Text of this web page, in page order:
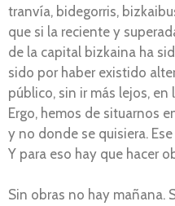
tranvía, bidegorris,
que si la reciente y
de la capital bizkaina ha
sido por haber existido
público, sin ir más lejos, en
Ergo, hemos de situarnos
y no donde se quisiera.
Y para eso hay que hacer
Sin obras no hay mañana.